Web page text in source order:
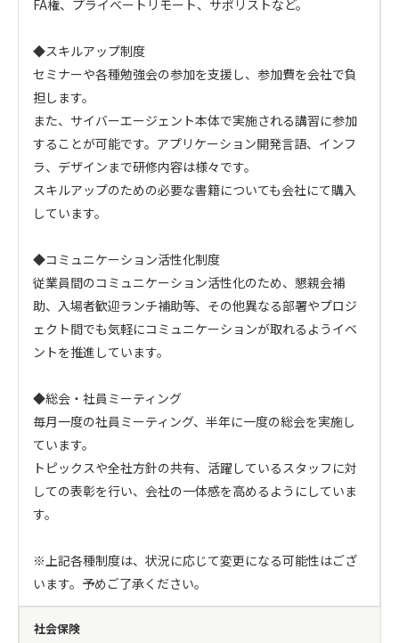
FA権、プライベートリモート、サポリストなど。
◆スキルアップ制度
セミナーや各種勉強会の参加を支援し、参加費を会社で負
担します。
また、サイバーエージェント本体で実施される講習に参加
することが可能です。アプリケーション開発言語、インフ
ラ、デザインまで研修内容は様々です。
スキルアップのための必要な書籍についても会社にて購入
しています。
◆コミュニケーション活性化制度
従業員間のコミュニケーション活性化のため、懇親会補
助、入場者歓迎ランチ補助等、その他異なる部署やプロジ
ェクト間でも気軽にコミュニケーションが取れるようイベ
ントを推進しています。
◆総会・社員ミーティング
毎月一度の社員ミーティング、半年に一度の総会を実施し
ています。
トピックスや全社方針の共有、活躍しているスタッフに対
しての表彰を行い、会社の一体感を高めるようにしていま
す。
※上記各種制度は、状況に応じて変更になる可能性はござ
います。予めご了承ください。
社会保険